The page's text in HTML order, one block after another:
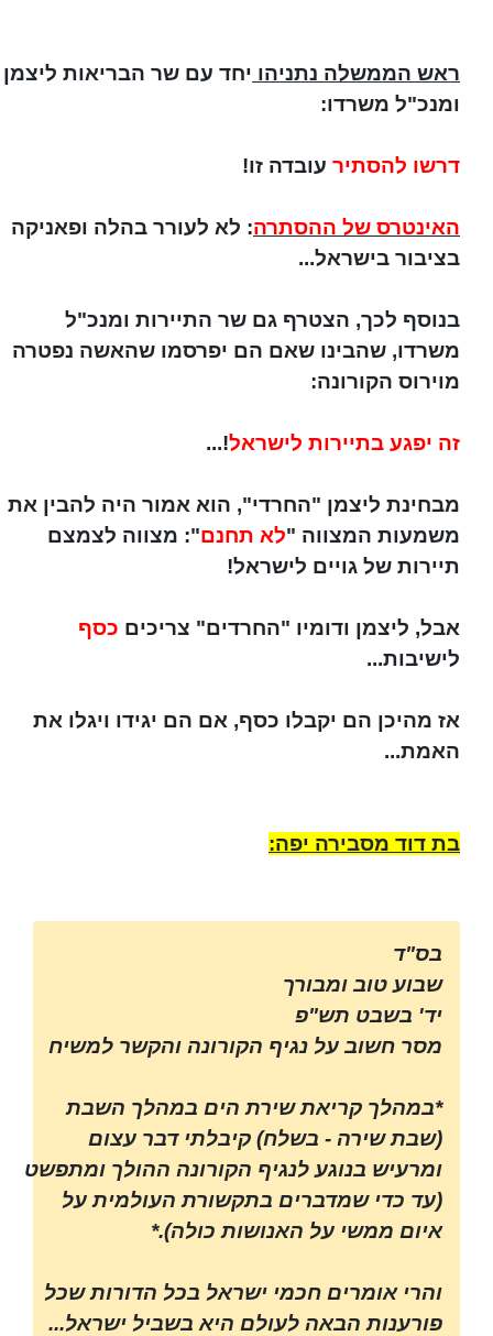
ראש הממשלה נתניהו יחד עם שר הבריאות ליצמן
ומנכ"ל משרדו:
דרשו להסתיר עובדה זו!
האינטרס של ההסתרה: לא לעורר בהלה ופאניקה
בציבור בישראל...
בנוסף לכך, הצטרף גם שר התיירות ומנכ"ל
משרדו, שהבינו שאם הם יפרסמו שהאשה נפטרה
מוירוס הקורונה:
זה יפגע בתיירות לישראל!...
מבחינת ליצמן "החרדי", הוא אמור היה להבין את
משמעות המצווה "לא תחנם": מצווה לצמצם
תיירות של גויים לישראל!
אבל, ליצמן ודומיו "החרדים" צריכים כסף
לישיבות...
אז מהיכן הם יקבלו כסף, אם הם יגידו ויגלו את
האמת...
בת דוד מסבירה יפה:
בס"ד
שבוע טוב ומבורך
יד' בשבט תש"פ
מסר חשוב על נגיף הקורונה והקשר למשיח
*במהלך קריאת שירת הים במהלך השבת
(שבת שירה - בשלח) קיבלתי דבר עצום
ומרעיש בנוגע לנגיף הקורונה ההולך ומתפשט
(עד כדי שמדברים בתקשורת העולמית על
איום ממשי על האנושות כולה).*
והרי אומרים חכמי ישראל בכל הדורות שכל
פורענות הבאה לעולם היא בשביל ישראל...